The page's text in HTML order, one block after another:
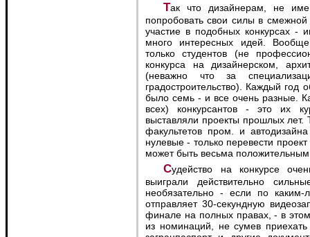
Так что дизайнерам, не имеющим нужной специализации, но желающим
попробовать свои силы в
участие в подобных конкурсах -
много интересных идей.
только студентов (не
конкурса на дизайнерском,
(неважно что за
градостроительство). Каждый год
было семь - и все очень разные.
всех) конкурсантов - это их
выставляли проекты прошлых
факультетов пром. и
нулевые - только перевести
может быть весьма
Судейство на конкурсе очень обьективное - почти во всех номинациях
выиграли действительно
необязательно - если по
отправляет 30-секундную
финале на полных правах, - в
из номинаций, не сумев